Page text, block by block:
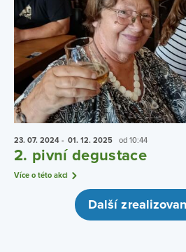
23. 07. 2024 - 01. 12. 2025 od 10:44
2. pivní degustace
Více o této akci
Další